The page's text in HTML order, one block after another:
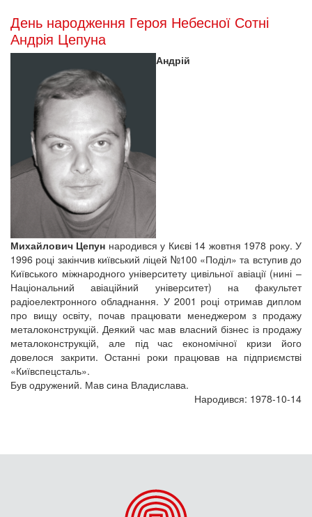
День народження Героя Небесної Сотні
Андрія Цепуна
Андрій
Михайлович Цепун народився у Києві 14 жовтня 1978 року. У
1996 році закінчив київський ліцей №100 «Поділ» та вступив до
Київського міжнародного університету цивільної авіації (нині –
Національний авіаційний університет) на факультет
радіоелектронного обладнання. У 2001 році отримав диплом
про вищу освіту, почав працювати менеджером з продажу
металоконструкцій. Деякий час мав власний бізнес із продажу
металоконструкцій, але під час економічної кризи його
довелося закрити. Останні роки працював на підприємстві
«Київспецсталь».
Був одружений. Мав сина Владислава.
Народився: 1978-10-14